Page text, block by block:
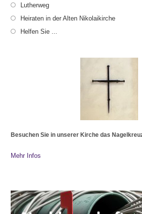
Lutherweg
Heiraten in der Alten Nikolaikirche
Helfen Sie ...
Besuchen Sie in unserer Kirche das
Mehr Infos